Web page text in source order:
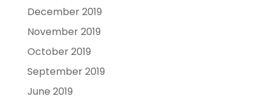
December 2019
November 2019
October 2019
September 2019
June 2019